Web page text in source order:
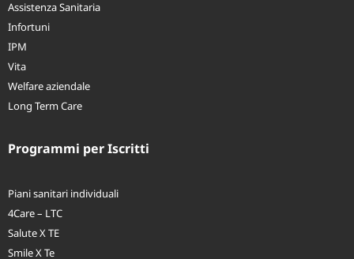
Long Term Care
Programmi per Iscritti